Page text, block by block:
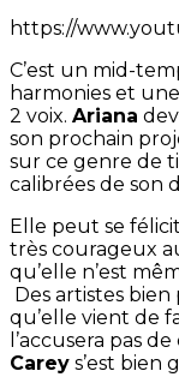
https://
C’est un mid-
harmonies et
2 voix. Ariana
son prochain
sur ce genre de
calibrées de son
Elle peut se
très courageux
qu’elle n’est
Des artistes bien
qu’elle vient de
l’accusera pas
Carey s’est bien